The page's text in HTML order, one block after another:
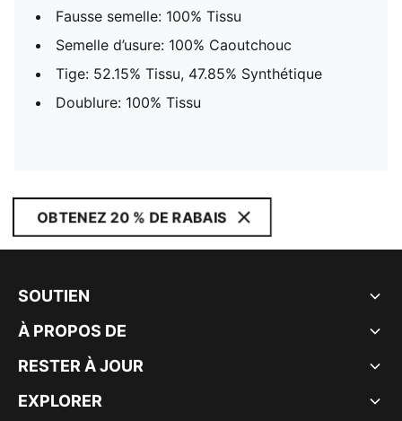
Fausse semelle: 100% Tissu
Semelle d’usure: 100% Caoutchouc
Tige: 52.15% Tissu, 47.85% Synthétique
Doublure: 100% Tissu
OBTENEZ 20 % DE RABAIS
SOUTIEN
À PROPOS DE
RESTER À JOUR
EXPLORER